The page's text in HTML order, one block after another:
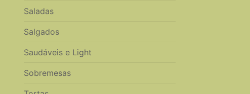
Saladas
Salgados
Saudáveis e Light
Sobremesas